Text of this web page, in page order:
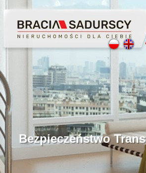
Profesjonalne
Bezpieczeństwo
Licencjonowani